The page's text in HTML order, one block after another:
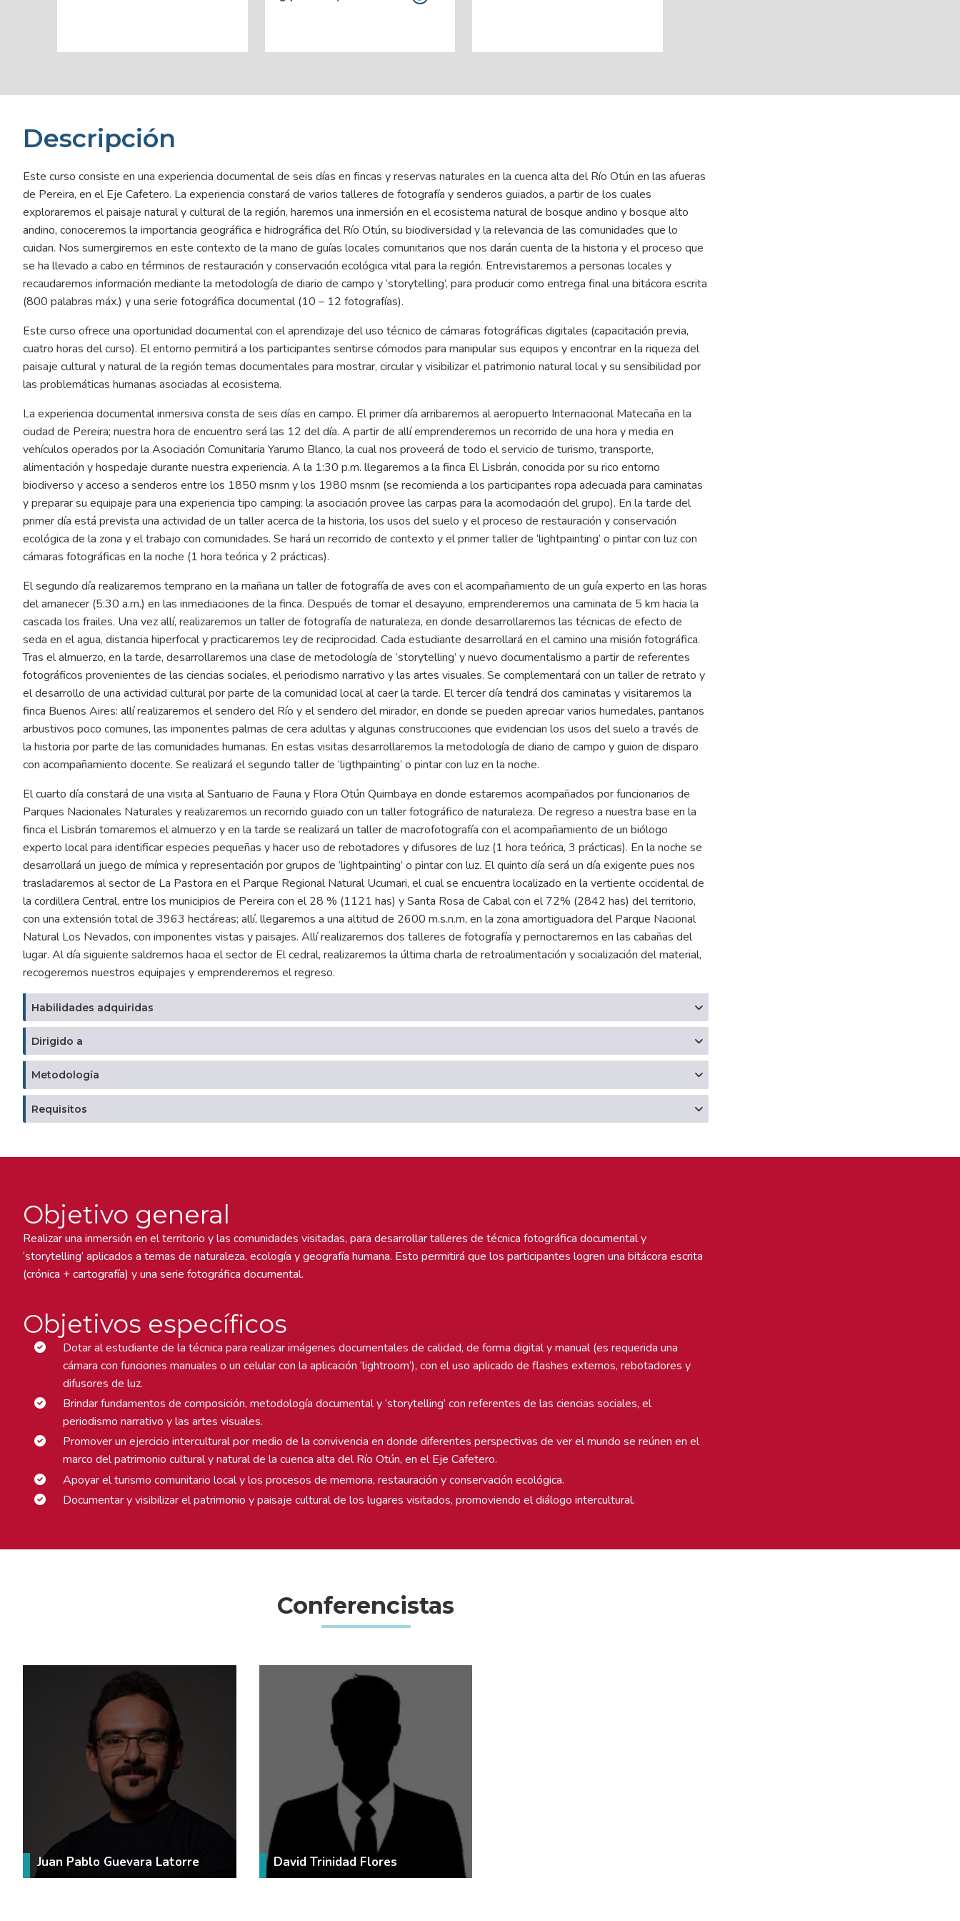
Descripción
Este curso consiste en una experiencia documental de seis días en fincas y reservas naturales en la cuenca alta del Río Otún en las afueras
de Pereira, en el Eje Cafetero. La experiencia constará de varios talleres de fotografía y senderos guiados, a partir de los cuales
exploraremos el paisaje natural y cultural de la región, haremos una inmersión en el ecosistema natural de bosque andino y bosque alto
andino, conoceremos la importancia geográfica e hidrográfica del Río Otún, su biodiversidad y la relevancia de las comunidades que lo
cuidan. Nos sumergiremos en este contexto de la mano de guías locales comunitarios que nos darán cuenta de la historia y el proceso que
se ha llevado a cabo en términos de restauración y conservación ecológica vital para la región. Entrevistaremos a personas locales y
recaudaremos información mediante la metodología de diario de campo y ‘storytelling’, para producir como entrega final una bitácora escrita
(800 palabras máx.) y una serie fotográfica documental (10 – 12 fotografías).
Este curso ofrece una oportunidad documental con el aprendizaje del uso técnico de cámaras fotográficas digitales (capacitación previa,
cuatro horas del curso). El entorno permitirá a los participantes sentirse cómodos para manipular sus equipos y encontrar en la riqueza del
paisaje cultural y natural de la región temas documentales para mostrar, circular y visibilizar el patrimonio natural local y su sensibilidad por
las problemáticas humanas asociadas al ecosistema.
La experiencia documental inmersiva consta de seis días en campo. El primer día arribaremos al aeropuerto Internacional Matecaña en la
ciudad de Pereira; nuestra hora de encuentro será las 12 del día. A partir de allí emprenderemos un recorrido de una hora y media en
vehículos operados por la Asociación Comunitaria Yarumo Blanco, la cual nos proveerá de todo el servicio de turismo, transporte,
alimentación y hospedaje durante nuestra experiencia. A la 1:30 p.m. llegaremos a la finca El Lisbrán, conocida por su rico entorno
biodiverso y acceso a senderos entre los 1850 msnm y los 1980 msnm (se recomienda a los participantes ropa adecuada para caminatas
y preparar su equipaje para una experiencia tipo camping: la asociación provee las carpas para la acomodación del grupo). En la tarde del
primer día está prevista una actividad de un taller acerca de la historia, los usos del suelo y el proceso de restauración y conservación
ecológica de la zona y el trabajo con comunidades. Se hará un recorrido de contexto y el primer taller de ‘lightpainting’ o pintar con luz con
cámaras fotográficas en la noche (1 hora teórica y 2 prácticas).
El segundo día realizaremos temprano en la mañana un taller de fotografía de aves con el acompañamiento de un guía experto en las horas
del amanecer (5:30 a.m.) en las inmediaciones de la finca. Después de tomar el desayuno, emprenderemos una caminata de 5 km hacia la
cascada los frailes. Una vez allí, realizaremos un taller de fotografía de naturaleza, en donde desarrollaremos las técnicas de efecto de
seda en el agua, distancia hiperfocal y practicaremos ley de reciprocidad. Cada estudiante desarrollará en el camino una misión fotográfica.
Tras el almuerzo, en la tarde, desarrollaremos una clase de metodología de ‘storytelling’ y nuevo documentalismo a partir de referentes
fotográficos provenientes de las ciencias sociales, el periodismo narrativo y las artes visuales. Se complementará con un taller de retrato y
el desarrollo de una actividad cultural por parte de la comunidad local al caer la tarde. El tercer día tendrá dos caminatas y visitaremos la
finca Buenos Aires: allí realizaremos el sendero del Río y el sendero del mirador, en donde se pueden apreciar varios humedales, pantanos
arbustivos poco comunes, las imponentes palmas de cera adultas y algunas construcciones que evidencian los usos del suelo a través de
la historia por parte de las comunidades humanas. En estas visitas desarrollaremos la metodología de diario de campo y guion de disparo
con acompañamiento docente. Se realizará el segundo taller de ‘ligthpainting’ o pintar con luz en la noche.
El cuarto día constará de una visita al Santuario de Fauna y Flora Otún Quimbaya en donde estaremos acompañados por funcionarios de
Parques Nacionales Naturales y realizaremos un recorrido guiado con un taller fotográfico de naturaleza. De regreso a nuestra base en la
finca el Lisbrán tomaremos el almuerzo y en la tarde se realizará un taller de macrofotografía con el acompañamiento de un biólogo
experto local para identificar especies pequeñas y hacer uso de rebotadores y difusores de luz (1 hora teórica, 3 prácticas). En la noche se
desarrollará un juego de mímica y representación por grupos de ‘lightpainting’ o pintar con luz. El quinto día será un día exigente pues nos
trasladaremos al sector de La Pastora en el Parque Regional Natural Ucumari, el cual se encuentra localizado en la vertiente occidental de
la cordillera Central, entre los municipios de Pereira con el 28 % (1121 has) y Santa Rosa de Cabal con el 72% (2842 has) del territorio,
con una extensión total de 3963 hectáreas; allí, llegaremos a una altitud de 2600 m.s.n.m, en la zona amortiguadora del Parque Nacional
Natural Los Nevados, con imponentes vistas y paisajes. Allí realizaremos dos talleres de fotografía y pernoctaremos en las cabañas del
lugar. Al día siguiente saldremos hacia el sector de El cedral, realizaremos la última charla de retroalimentación y socialización del material,
recogeremos nuestros equipajes y emprenderemos el regreso.
Habilidades adquiridas
Dirigido a
Metodología
Requisitos
Objetivo general
Realizar una inmersión en el territorio y las comunidades visitadas, para desarrollar talleres de técnica fotográfica documental y
‘storytelling’ aplicados a temas de naturaleza, ecología y geografía humana. Esto permitirá que los participantes logren una bitácora escrita
(crónica + cartografía) y una serie fotográfica documental.
Objetivos específicos
Dotar al estudiante de la técnica para realizar imágenes documentales de calidad, de forma digital y manual (es requerida una
cámara con funciones manuales o un celular con la aplicación ‘lightroom’), con el uso aplicado de flashes externos, rebotadores y
difusores de luz.
Brindar fundamentos de composición, metodología documental y ‘storytelling’ con referentes de las ciencias sociales, el
periodismo narrativo y las artes visuales.
Promover un ejercicio intercultural por medio de la convivencia en donde diferentes perspectivas de ver el mundo se reúnen en el
marco del patrimonio cultural y natural de la cuenca alta del Río Otún, en el Eje Cafetero.
Apoyar el turismo comunitario local y los procesos de memoria, restauración y conservación ecológica.
Documentar y visibilizar el patrimonio y paisaje cultural de los lugares visitados, promoviendo el diálogo intercultural.
Conferencistas
VER MÁS
Juan Pablo Guevara Latorre
VER MÁS
David Trinidad Flores